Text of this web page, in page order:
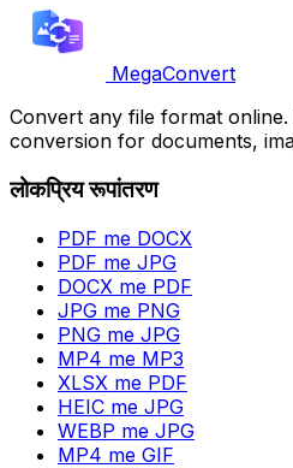
MegaConvert
Convert any file format
conversion for documents,
लोकप्रिय रूपांतरण
PDF me DOCX
PDF me JPG
DOCX me PDF
JPG me PNG
PNG me JPG
MP4 me MP3
XLSX me PDF
HEIC me JPG
WEBP me JPG
MP4 me GIF